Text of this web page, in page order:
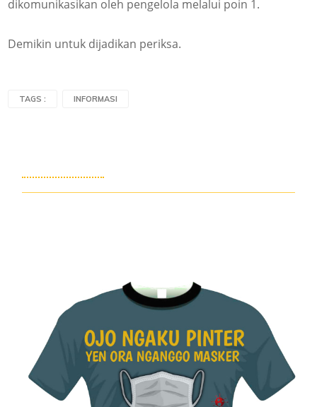
dikomunikasikan oleh pengelola melalui poin 1.
Demikin untuk dijadikan periksa.
TAGS : INFORMASI